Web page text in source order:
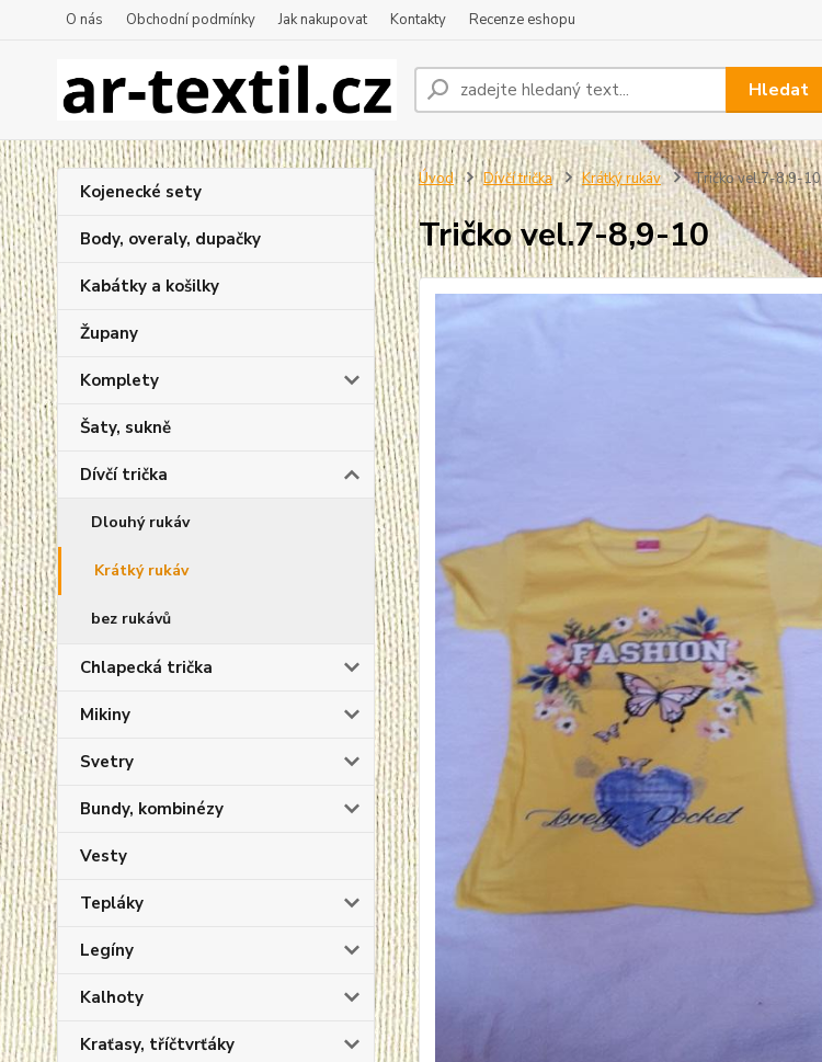
O nás Obchodní podmínky Jak nakupovat Kontakty Recenze eshopu
Hledat
Kojenecké sety
Body, overaly, dupačky
Kabátky a košilky
Župany
Komplety
Šaty, sukně
Dívčí trička
Dlouhý rukáv
Krátký rukáv
bez rukávů
Chlapecká trička
Mikiny
Svetry
Bundy, kombinézy
Vesty
Tepláky
Legíny
Kalhoty
Kraťasy, tříčtvrťáky
Úvod Dívčí trička Krátký rukáv Tričko vel.7-8,9-10
Tričko vel.7-8,9-10